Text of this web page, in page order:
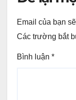
Email của bạn
Các trường bắt
Bình luận *